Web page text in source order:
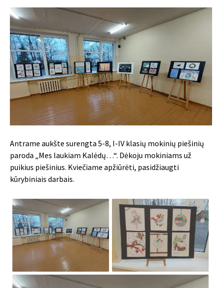
Antrame aukšte surengta 5-8, I-IV klasių mokinių piešinių
paroda „Mes laukiam Kalėdų…“. Dėkoju mokiniams už
puikius piešinius. Kviečiame apžiūrėti, pasidžiaugti
kūrybiniais darbais.